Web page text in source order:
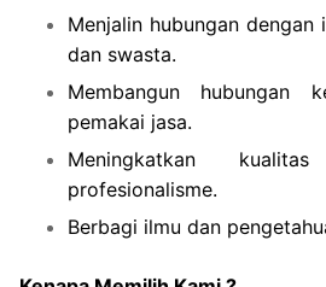
Menjalin hubungan dengan
dan swasta.
Membangun hubungan
pemakai jasa.
Meningkatkan
profesionalisme.
Berbagi ilmu dan